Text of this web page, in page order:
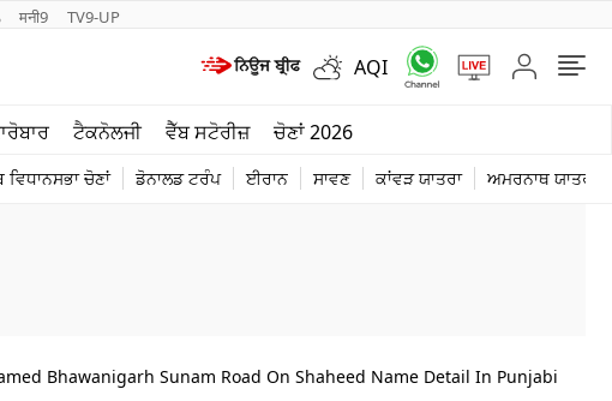
मनी9 TV9-UP
AQI
ਟੈਕਨੋਲਜੀ ਵੈੱਬ ਸਟੋਰੀਜ਼ ਚੋਣਾਂ 2026
ਵਿਧਾਨਸਭਾ ਚੋਣਾਂ ਡੋਨਾਲਡ ਟਰੰਪ ਈਰਾਨ ਸਾਵਣ ਕਾਂਵੜ ਯਾਤਰਾ ਅਮਰਨਾਥ ਯਾਤਰਾ
ਦੁਨੀਆ
Bhawanigarh Sunam Road On Shaheed Name Detail In Punjabi